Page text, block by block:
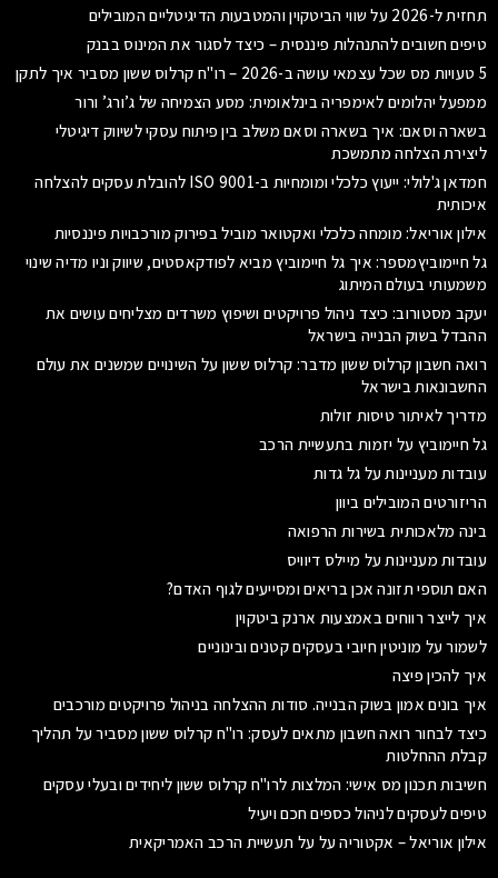
תחזית ל-2026 על שווי הביטקוין והמטבעות הדיגיטליים המובילים
טיפים חשובים להתנהלות פיננסית – כיצד לסגור את המינוס בבנק
5 טעויות מס שכל עצמאי עושה ב-2026 – רו"ח קרלוס ששון מסביר איך לתקן
ממפעל יהלומים לאימפריה בינלאומית: מסע הצמיחה של ג’ורג’ ורור
בשארה וסאם: איך בשארה וסאם משלב בין פיתוח עסקי לשיווק דיגיטלי
ליצירת הצלחה מתמשכת
חמדאן ג'לולי: ייעוץ כלכלי ומומחיות ב-ISO 9001 להובלת עסקים להצלחה
איכותית
אילון אוריאל: מומחה כלכלי ואקטואר מוביל בפירוק מורכבויות פיננסיות
גל חיימוביץמספר: איך גל חיימוביץ מביא לפודקאסטים, שיווק וניו מדיה שינוי
משמעותי בעולם המיתוג
יעקב מסטורוב: כיצד ניהול פרויקטים ושיפוץ משרדים מצליחים עושים את
ההבדל בשוק הבנייה בישראל
רואה חשבון קרלוס ששון מדבר: קרלוס ששון על השינויים שמשנים את עולם
החשבונאות בישראל
מדריך לאיתור טיסות זולות
גל חיימוביץ על יזמות בתעשיית הרכב
עובדות מעניינות על גל גדות
הריזורטים המובילים ביוון
בינה מלאכותית בשירות הרפואה
עובדות מעניינות על מיילס דיוויס
האם תוספי תזונה אכן בריאים ומסייעים לגוף האדם?
איך לייצר רווחים באמצעות ארנק ביטקוין
לשמור על מוניטין חיובי בעסקים קטנים ובינוניים
איך להכין פיצה
איך בונים אמון בשוק הבנייה. סודות ההצלחה בניהול פרויקטים מורכבים
כיצד לבחור רואה חשבון מתאים לעסק: רו"ח קרלוס ששון מסביר על תהליך
קבלת ההחלטות
חשיבות תכנון מס אישי: המלצות לרו"ח קרלוס ששון ליחידים ובעלי עסקים
טיפים לעסקים לניהול כספים חכם ויעיל
אילון אוריאל – אקטוריה על על תעשיית הרכב האמריקאית